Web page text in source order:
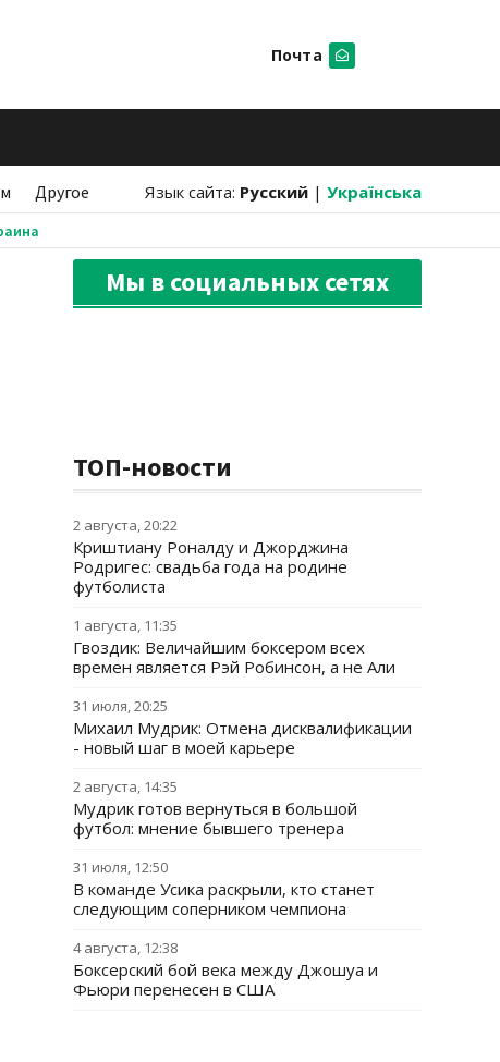
Почта
Другое Язык сайта: Русский | Українська
Мы в социальных сетях
ТОП-новости
2 августа, 20:22
Криштиану Роналду и Джорджина
Родригес: свадьба года на родине
футболиста
1 августа, 11:35
Гвоздик: Величайшим боксером всех
времен является Рэй Робинсон, а не Али
31 июля, 20:25
Михаил Мудрик: Отмена дисквалификации
- новый шаг в моей карьере
2 августа, 14:35
Мудрик готов вернуться в большой
футбол: мнение бывшего тренера
31 июля, 12:50
В команде Усика раскрыли, кто станет
следующим соперником чемпиона
4 августа, 12:38
Боксерский бой века между Джошуа и
Фьюри перенесен в США